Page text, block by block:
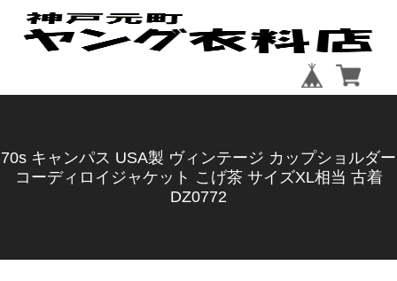
70s キャンパス USA製 ヴィンテージ カップショルダー
コーディロイジャケット こげ茶 サイズXL相当 古着
DZ0772